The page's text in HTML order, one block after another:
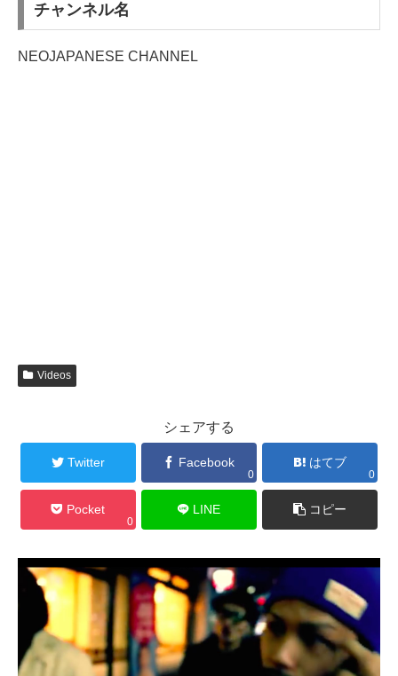
チャンネル名
NEOJAPANESE CHANNEL
Videos
シェアする
Twitter Facebook
0
はてブ
0
Pocket
0
LINE コピー